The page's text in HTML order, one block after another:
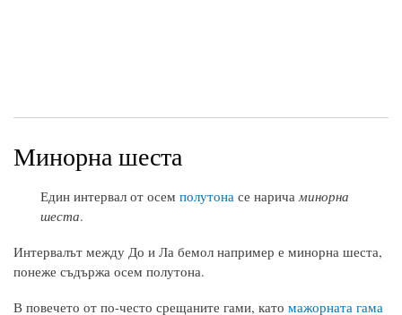
Минорна шеста
Един интервал от осем полутона се нарича минорна
шеста.
Интервалът между До и Ла бемол например е минорна шеста,
понеже съдържа осем полутона.
В повечето от по-често срещаните гами, като мажорната гама